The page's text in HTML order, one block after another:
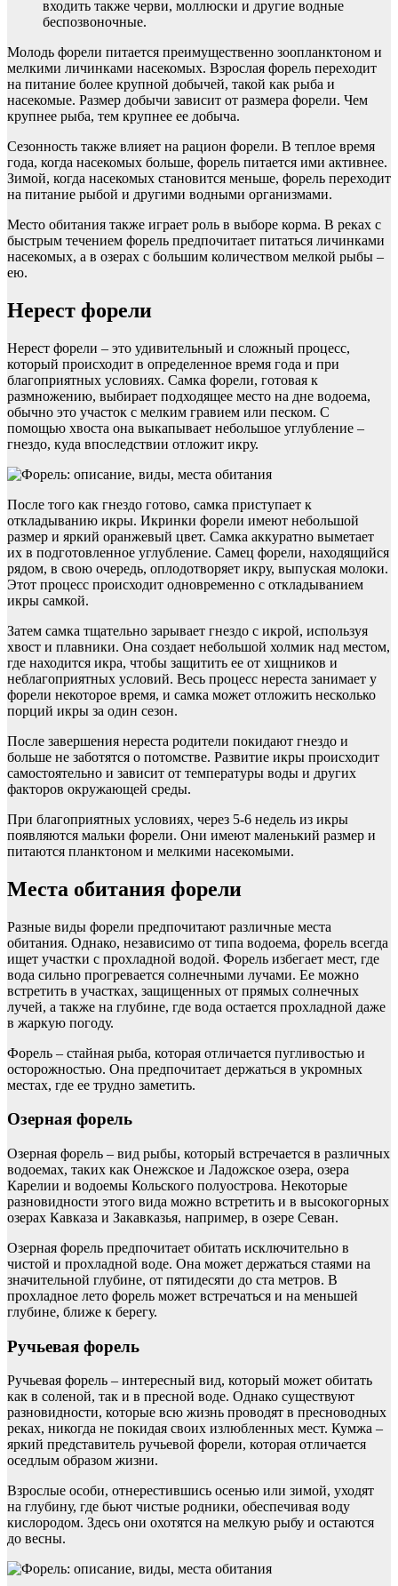
входить также черви, моллюски и другие водные
беспозвоночные.
Молодь форели питается преимущественно зоопланктоном и
мелкими личинками насекомых. Взрослая форель переходит
на питание более крупной добычей, такой как рыба и
насекомые. Размер добычи зависит от размера форели. Чем
крупнее рыба, тем крупнее ее добыча.
Сезонность также влияет на рацион форели. В теплое время
года, когда насекомых больше, форель питается ими активнее.
Зимой, когда насекомых становится меньше, форель переходит
на питание рыбой и другими водными организмами.
Место обитания также играет роль в выборе корма. В реках с
быстрым течением форель предпочитает питаться личинками
насекомых, а в озерах с большим количеством мелкой рыбы –
ею.
Нерест форели
Нерест форели – это удивительный и сложный процесс,
который происходит в определенное время года и при
благоприятных условиях. Самка форели, готовая к
размножению, выбирает подходящее место на дне водоема,
обычно это участок с мелким гравием или песком. С
помощью хвоста она выкапывает небольшое углубление –
гнездо, куда впоследствии отложит икру.
После того как гнездо готово, самка приступает к
откладыванию икры. Икринки форели имеют небольшой
размер и яркий оранжевый цвет. Самка аккуратно выметает
их в подготовленное углубление. Самец форели, находящийся
рядом, в свою очередь, оплодотворяет икру, выпуская молоки.
Этот процесс происходит одновременно с откладыванием
икры самкой.
Затем самка тщательно зарывает гнездо с икрой, используя
хвост и плавники. Она создает небольшой холмик над местом,
где находится икра, чтобы защитить ее от хищников и
неблагоприятных условий. Весь процесс нереста занимает у
форели некоторое время, и самка может отложить несколько
порций икры за один сезон.
После завершения нереста родители покидают гнездо и
больше не заботятся о потомстве. Развитие икры происходит
самостоятельно и зависит от температуры воды и других
факторов окружающей среды.
При благоприятных условиях, через 5-6 недель из икры
появляются мальки форели. Они имеют маленький размер и
питаются планктоном и мелкими насекомыми.
Места обитания форели
Разные виды форели предпочитают различные места
обитания. Однако, независимо от типа водоема, форель всегда
ищет участки с прохладной водой. Форель избегает мест, где
вода сильно прогревается солнечными лучами. Ее можно
встретить в участках, защищенных от прямых солнечных
лучей, а также на глубине, где вода остается прохладной даже
в жаркую погоду.
Форель – стайная рыба, которая отличается пугливостью и
осторожностью. Она предпочитает держаться в укромных
местах, где ее трудно заметить.
Озерная форель
Озерная форель – вид рыбы, который встречается в различных
водоемах, таких как Онежское и Ладожское озера, озера
Карелии и водоемы Кольского полуострова. Некоторые
разновидности этого вида можно встретить и в высокогорных
озерах Кавказа и Закавказья, например, в озере Севан.
Озерная форель предпочитает обитать исключительно в
чистой и прохладной воде. Она может держаться стаями на
значительной глубине, от пятидесяти до ста метров. В
прохладное лето форель может встречаться и на меньшей
глубине, ближе к берегу.
Ручьевая форель
Ручьевая форель – интересный вид, который может обитать
как в соленой, так и в пресной воде. Однако существуют
разновидности, которые всю жизнь проводят в пресноводных
реках, никогда не покидая своих излюбленных мест. Кумжа –
яркий представитель ручьевой форели, которая отличается
оседлым образом жизни.
Взрослые особи, отнерестившись осенью или зимой, уходят
на глубину, где бьют чистые родники, обеспечивая воду
кислородом. Здесь они охотятся на мелкую рыбу и остаются
до весны.